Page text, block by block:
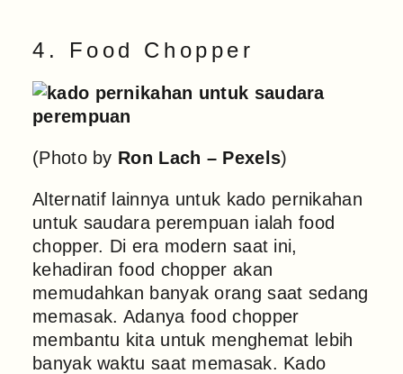
4. Food Chopper
(Photo by Ron Lach – Pexels)
Alternatif lainnya untuk kado pernikahan
untuk saudara perempuan ialah food
chopper. Di era modern saat ini,
kehadiran food chopper akan
memudahkan banyak orang saat sedang
memasak. Adanya food chopper
membantu kita untuk menghemat lebih
banyak waktu saat memasak. Kado